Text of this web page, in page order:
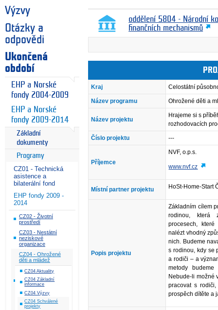
Výzvy
Otázky a
odpovědi
Ukončená
období
EHP a Norské
fondy 2004-2009
EHP a Norské
fondy 2009-2014
Základní
dokumenty
Programy
CZ01 - Technická
asistence a
bilaterální fond
EHP fondy 2009 -
2014
CZ02 - Životní
prostředí
CZ03 - Nestátní
neziskové
organizace
CZ04 - Ohrožené
děti a mládež
CZ04 Aktuality
CZ04 Základní
informace
CZ04 Výzvy
CZ04 Schválené
projekty
oddělení 5804 - Národní
finančních mechanismů
Kraj Celostátní
Název programu Ohrožené děti a
Název projektu
Hrajeme si s
rozhodovacích
Číslo projektu ---
Příjemce
NVF, o.p.s.
www.nvf.cz
Místní partner projektu HoSt-Home-Start
Popis projektu
Základním cílem
rodinou, která
procesech,
nalézt vhodný
nich. Budeme
s rodinou, kdy se
a rodiči – a
metody
Nebude-li možné
pracovat s
prospěch dítěte a